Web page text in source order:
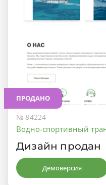
ПРОДАНО
№ 84224
Водно-спортивный
Дизайн продан
Демоверсия